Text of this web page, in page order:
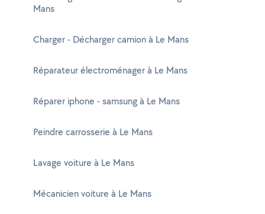
Mans
Charger - Décharger camion à Le Mans
Réparateur électroménager à Le Mans
Réparer iphone - samsung à Le Mans
Peindre carrosserie à Le Mans
Lavage voiture à Le Mans
Mécanicien voiture à Le Mans